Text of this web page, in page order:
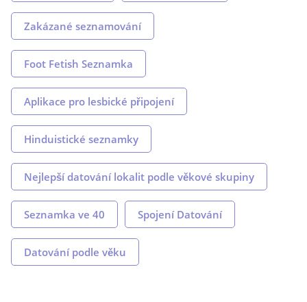
Zakázané seznamování
Foot Fetish Seznamka
Aplikace pro lesbické připojení
Hinduistické seznamky
Nejlepší datování lokalit podle věkové skupiny
Seznamka ve 40 Spojení Datování
Datování podle věku